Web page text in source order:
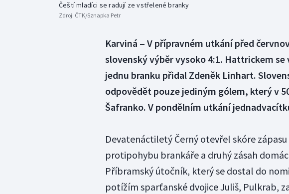
Čeští mladíci se radují ze vstřelené branky
Zdroj: ČTK/Sznapka Petr
Karviná ‒ V přípravném utkání před
slovenský výběr vysoko 4:1. Hattrickem se
jednu branku přidal Zdeněk Linhart.
odpovědět pouze jediným gólem, který v
Šafranko. V pondělním utkání
Devatenáctiletý Černý otevřel skóre
protipohybu brankáře a druhý zásah
Příbramský útočník, který se dostal do
potížím sparťanské dvojice Juliš, Pulkrab,